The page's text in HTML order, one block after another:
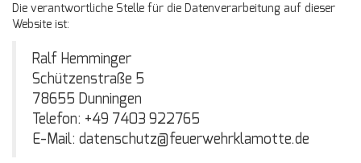
Die verantwortliche Stelle für die Datenverarbeitung auf dieser
Website ist:
Ralf Hemminger
Schützenstraße 5
78655 Dunningen
Telefon: +49 7403 922765
E-Mail: datenschutz@feuerwehrklamotte.de